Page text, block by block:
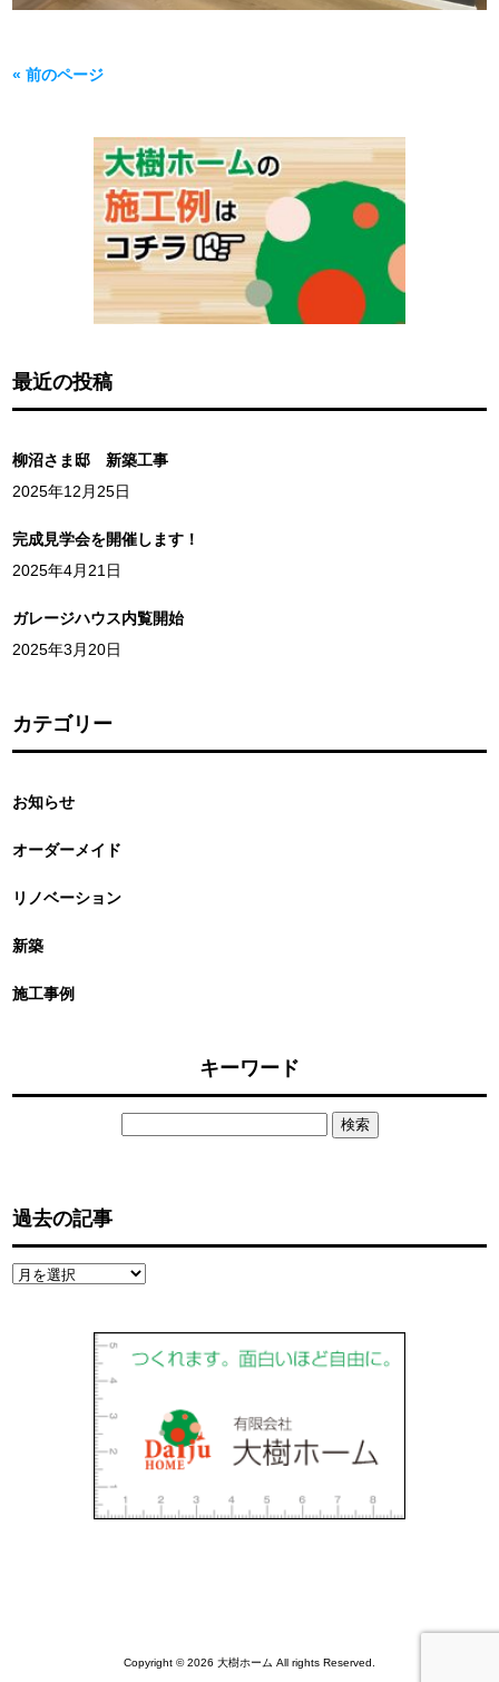
« 前のページ
最近の投稿
柳沼さま邸 新築工事
2025年12月25日
完成見学会を開催します！
2025年4月21日
ガレージハウス内覧開始
2025年3月20日
カテゴリー
お知らせ
オーダーメイド
リノベーション
新築
施工事例
キーワード
過去の記事
過
Copyright © 2026 大樹ホーム All rights Reserved.